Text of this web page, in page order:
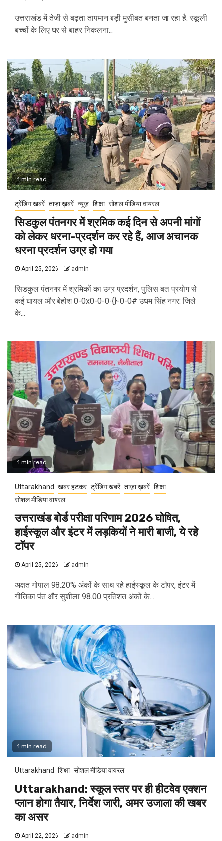
उत्तराखंड में तेजी से बढ़ता तापमान बड़ी मुसीबत बनता जा रहा है. स्कूली
बच्चों के लिए घर से बाहर निकलना...
1 min read
ट्रेंडिंग खबरें ताज़ा ख़बरें न्यूज़ शिक्षा सोशल मीडिया वायरल
सिडकुल पंतनगर में श्रमिक कई दिन से अपनी मांगों
को लेकर धरना-प्रदर्शन कर रहे हैं, आज अचानक
धरना प्रदर्शन उग्र हो गया
April 25, 2026 admin
सिडकुल पंतनगर में श्रमिकों का उग्र प्रदर्शन, पुलिस बल प्रयोग से
कई घायल और बेहोश 0-0x0-0-0-{}-0-0# उधम सिंह नगर: जिले
के...
1 min read
Uttarakhand खबर हटकर ट्रेंडिंग खबरें ताज़ा ख़बरें शिक्षा
सोशल मीडिया वायरल
उत्तराखंड बोर्ड परीक्षा परिणाम 2026 घोषित,
हाईस्कूल और इंटर में लड़कियों ने मारी बाजी, ये रहे
टॉपर
April 25, 2026 admin
अक्षत गोपाल 98.20% अंकों के साथ रहे हाईस्कूल के टॉपर, इंटर में
गीतिका पंत और सुशीला 98.00 प्रतिशत अंकों के...
1 min read
Uttarakhand शिक्षा सोशल मीडिया वायरल
Uttarakhand: स्कूल स्तर पर ही हीटवेव एक्शन
प्लान होगा तैयार, निर्देश जारी, अमर उजाला की खबर
का असर
April 22, 2026 admin